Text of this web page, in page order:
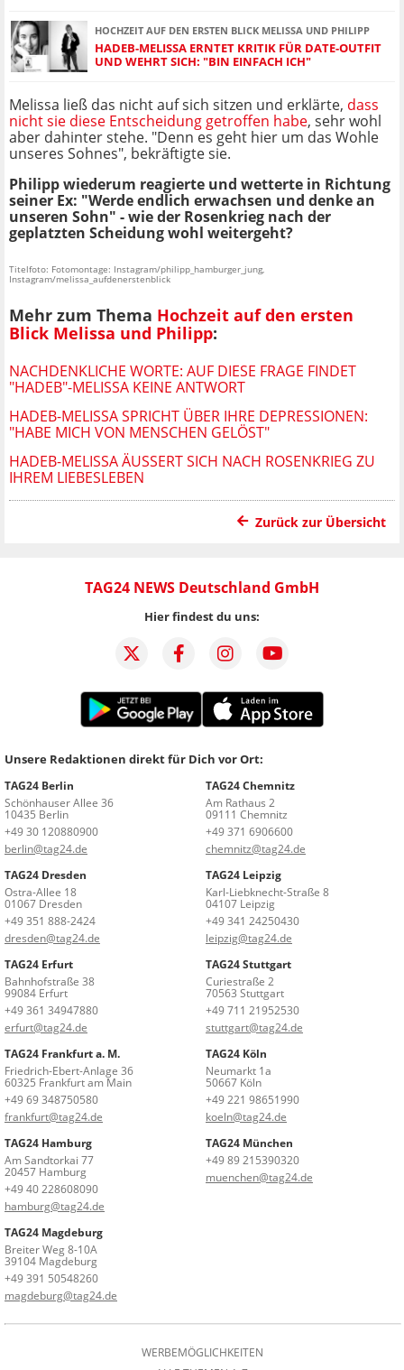
HOCHZEIT AUF DEN ERSTEN BLICK MELISSA UND PHILIPP
HADEB-MELISSA ERNTET KRITIK FÜR DATE-OUTFIT
UND WEHRT SICH: "BIN EINFACH ICH"
Melissa ließ das nicht auf sich sitzen und erklärte, dass
nicht sie diese Entscheidung getroffen habe, sehr wohl
aber dahinter stehe. "Denn es geht hier um das Wohle
unseres Sohnes", bekräftigte sie.
Philipp wiederum reagierte und wetterte in Richtung
seiner Ex: "Werde endlich erwachsen und denke an
unseren Sohn" - wie der Rosenkrieg nach der
geplatzten Scheidung wohl weitergeht?
Titelfoto: Fotomontage: Instagram/philipp_hamburger_jung,
Instagram/melissa_aufdenerstenblick
Mehr zum Thema Hochzeit auf den ersten
Blick Melissa und Philipp:
NACHDENKLICHE WORTE: AUF DIESE FRAGE FINDET
"HADEB"-MELISSA KEINE ANTWORT
HADEB-MELISSA SPRICHT ÜBER IHRE DEPRESSIONEN:
"HABE MICH VON MENSCHEN GELÖST"
HADEB-MELISSA ÄUSSERT SICH NACH ROSENKRIEG ZU I
HREM LIEBESLEBEN
Zurück zur Übersicht
TAG24 NEWS Deutschland GmbH
Hier findest du uns:
Unsere Redaktionen direkt für Dich vor Ort:
TAG24 Berlin
Schönhauser Allee 36
10435 Berlin
+49 30 120880900
berlin@tag24.de
TAG24 Chemnitz
Am Rathaus 2
09111 Chemnitz
+49 371 6906600
chemnitz@tag24.de
TAG24 Dresden
Ostra-Allee 18
01067 Dresden
+49 351 888-2424
dresden@tag24.de
TAG24 Leipzig
Karl-Liebknecht-Straße 8
04107 Leipzig
+49 341 24250430
leipzig@tag24.de
TAG24 Erfurt
Bahnhofstraße 38
99084 Erfurt
+49 361 34947880
erfurt@tag24.de
TAG24 Stuttgart
Curiestraße 2
70563 Stuttgart
+49 711 21952530
stuttgart@tag24.de
TAG24 Frankfurt a. M.
Friedrich-Ebert-Anlage 36
60325 Frankfurt am Main
+49 69 348750580
frankfurt@tag24.de
TAG24 Köln
Neumarkt 1a
50667 Köln
+49 221 98651990
koeln@tag24.de
TAG24 Hamburg
Am Sandtorkai 77
20457 Hamburg
+49 40 228608090
hamburg@tag24.de
TAG24 München
+49 89 215390320
muenchen@tag24.de
TAG24 Magdeburg
Breiter Weg 8-10A
39104 Magdeburg
+49 391 50548260
magdeburg@tag24.de
WERBEMÖGLICHKEITEN